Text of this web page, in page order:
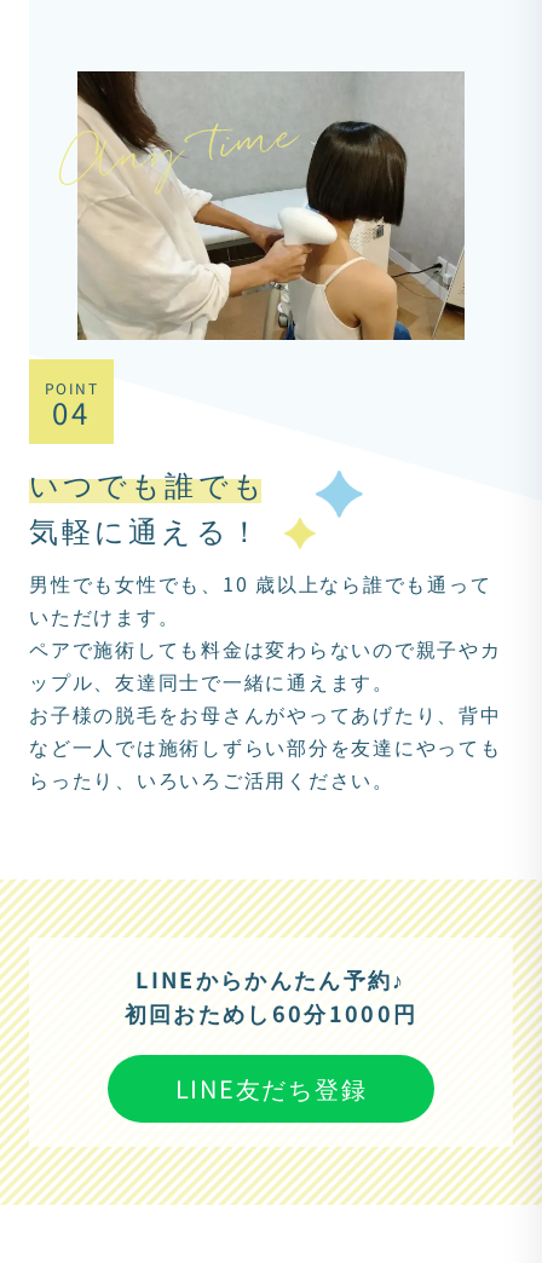
POINT
04
いつでも誰でも
気軽に通える！
男性でも女性でも、10 歳以上なら誰でも通って
いただけます。
ペアで施術しても料金は変わらないので親子やカ
ップル、友達同士で一緒に通えます。
お子様の脱毛をお母さんがやってあげたり、背中
など一人では施術しずらい部分を友達にやっても
らったり、いろいろご活用ください。
LINEからかんたん予約♪
初回おためし60分1000円
LINE友だち登録